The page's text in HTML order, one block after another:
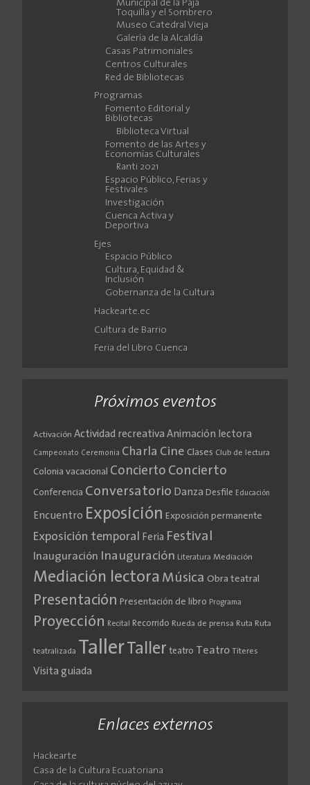
Municipal de la Paja
Toquilla y el Sombrero
Museo Catedral Vieja
Galería de la Alcaldía
Casas Patrimoniales
Centros Culturales
Red de Bibliotecas
Programas
Fomento Editorial y
Bibliotecas
Biblioteca Virtual
Fomento de las Artes y
Economías Culturales
Ranti 2021
Espacio Público, Ferias y
Festivales
Investigación
Cuenca Activa y
Deportiva
Ejes
Espacio Público
Cultura, Equidad &
Inclusión
Gobernanza de la Cultura
Hackearte.ec
Cultura de Barrio
Feria del Libro Cuenca
Próximos eventos
Activación Actividad recreativa Animación lectora
Campeonato Ceremonia Charla Cine Clases Club de lectura
Colonia vacacional Concierto Concierto
Conferencia Conversatorio Danza Desfile Educación
Encuentro Exposición Exposición permanente
Exposición temporal Feria Festival
Inauguración Inauguración Literatura Mediación
Mediación lectora Música Obra teatral
Presentación Presentación de libro Programa
Proyección Recital Recorrido Rueda de prensa Ruta Ruta
teatralizada Taller Taller teatro Teatro Títeres
Visita guiada
Enlaces externos
Hackearte
Casa de la Cultura Ecuatoriana